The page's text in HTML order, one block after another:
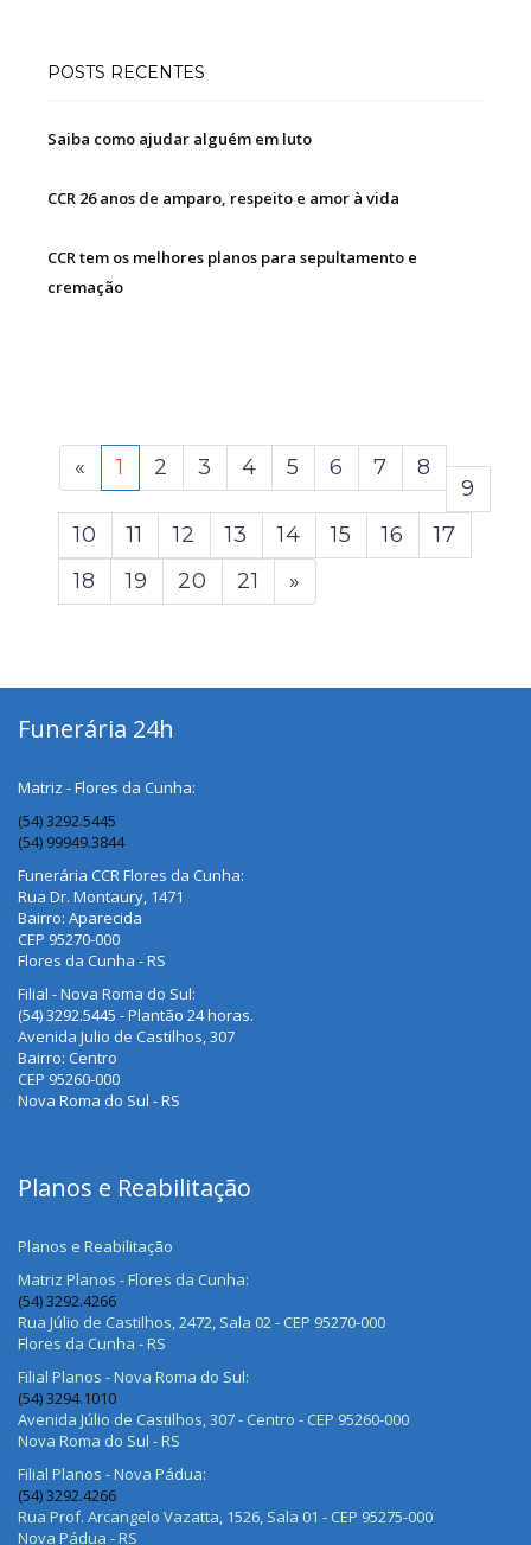
POSTS RECENTES
Saiba como ajudar alguém em luto
CCR 26 anos de amparo, respeito e amor à vida
CCR tem os melhores planos para sepultamento e
cremação
« 1 2 3 4 5 6 7
8
9
10
11 12 13 14 15 16
17
18
19 20 21 »
Funerária 24h
Matriz - Flores da Cunha:
(54) 3292.5445
(54) 99949.3844
Funerária CCR Flores da Cunha:
Rua Dr. Montaury, 1471
Bairro: Aparecida
CEP 95270-000
Flores da Cunha - RS
Filial - Nova Roma do Sul:
(54) 3292.5445 - Plantão 24 horas.
Avenida Julio de Castilhos, 307
Bairro: Centro
CEP 95260-000
Nova Roma do Sul - RS
Planos e Reabilitação
Planos e Reabilitação
Matriz Planos - Flores da Cunha:
(54) 3292.4266
Rua Júlio de Castilhos, 2472, Sala 02 - CEP 95270-000
Flores da Cunha - RS
Filial Planos - Nova Roma do Sul:
(54) 3294.1010
Avenida Júlio de Castilhos, 307 - Centro - CEP 95260-000
Nova Roma do Sul - RS
Filial Planos - Nova Pádua:
(54) 3292.4266
Rua Prof. Arcangelo Vazatta, 1526, Sala 01 - CEP 95275-000
Nova Pádua - RS